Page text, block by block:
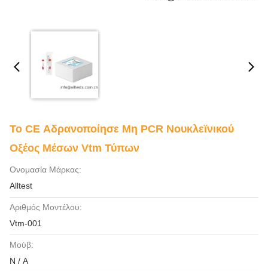
Το CE Αδρανοποίησε Μη PCR Νουκλεϊνικού
Οξέος Μέσων Vtm Τύπων
Ονομασία Μάρκας:
Alltest
Αριθμός Μοντέλου:
Vtm-001
Μούβ:
N / A